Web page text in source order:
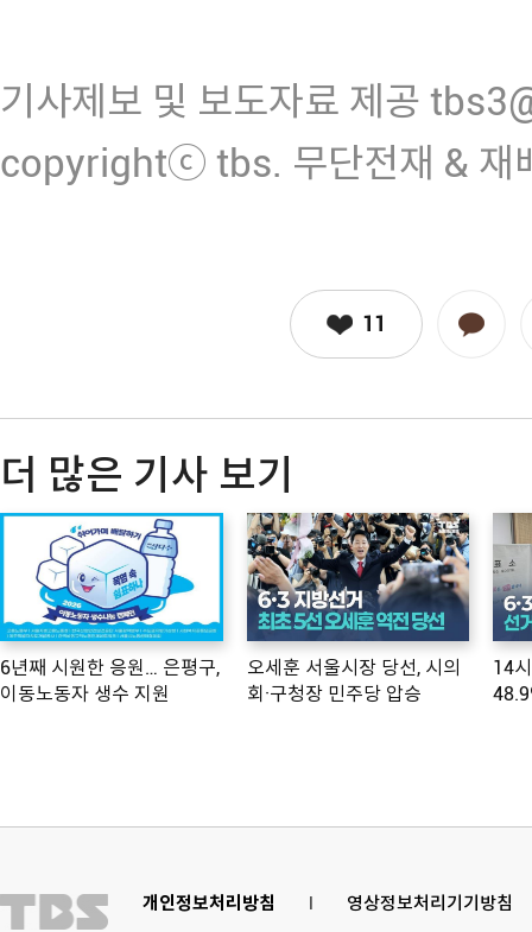
기사제보 및 보도자료 제공
copyrightⓒ tbs. 무단전재 & 재
11
더 많은 기사 보기
6년째 시원한 응원… 은평구,
이동노동자 생수 지원
오세훈 서울시장 당선, 시의
회·구청장 민주당 압승
14
개인정보처리방침 l 영상정보처리기기방침